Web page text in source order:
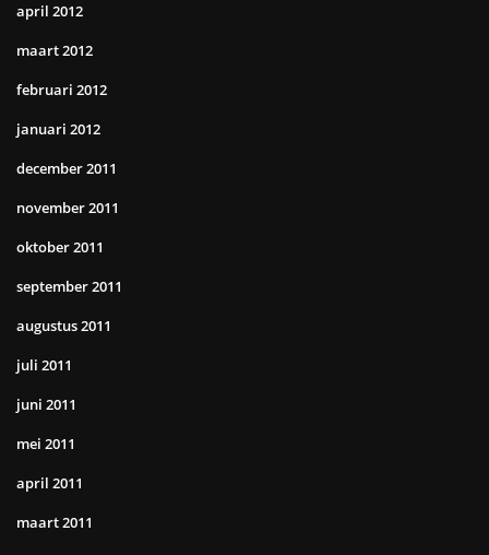
april 2012
maart 2012
februari 2012
januari 2012
december 2011
november 2011
oktober 2011
september 2011
augustus 2011
juli 2011
juni 2011
mei 2011
april 2011
maart 2011